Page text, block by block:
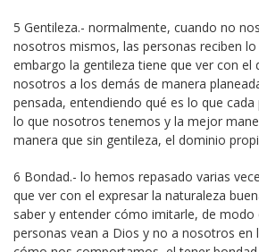
5 Gentileza.- normalmente, cuando no
nosotros mismos, las personas reciben
embargo la gentileza tiene que ver con el
nosotros a los demás de manera
pensada, entendiendo qué es lo que
lo que nosotros tenemos y la mejor
manera que sin gentileza, el dominio
6 Bondad.- lo hemos repasado varias
que ver con el expresar la naturaleza
saber y entender cómo imitarle, de modo
personas vean a Dios y no a nosotros en